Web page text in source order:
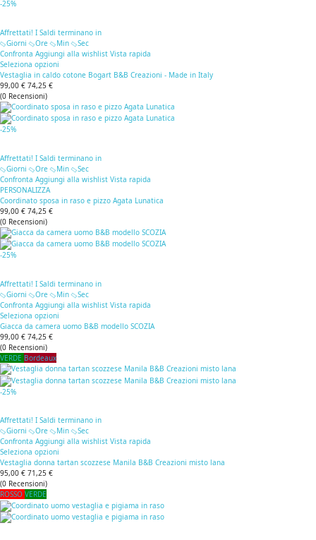
-25%
Affrettati! I Saldi terminano in
Giorni
Ore Min
Sec
Confronta Aggiungi alla wishlist Vista rapida
Seleziona opzioni
Vestaglia in caldo cotone Bogart B&B Creazioni - Made in Italy
99,00 € 74,25 €
(0 Recensioni)
-25%
Affrettati! I Saldi terminano in
Giorni
Ore Min
Sec
Confronta Aggiungi alla wishlist Vista rapida
PERSONALIZZA
Coordinato sposa in raso e pizzo Agata Lunatica
99,00 € 74,25 €
(0 Recensioni)
-25%
Affrettati! I Saldi terminano in
Giorni
Ore Min
Sec
Confronta Aggiungi alla wishlist Vista rapida
Seleziona opzioni
Giacca da camera uomo B&B modello SCOZIA
99,00 € 74,25 €
(0 Recensioni)
VERDE Bordeaux
-25%
Affrettati! I Saldi terminano in
Giorni
Ore Min
Sec
Confronta Aggiungi alla wishlist Vista rapida
Seleziona opzioni
Vestaglia donna tartan scozzese Manila B&B Creazioni misto lana
95,00 € 71,25 €
(0 Recensioni)
ROSSO VERDE